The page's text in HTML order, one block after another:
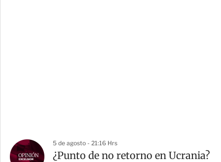
5 de agosto - 21:16 Hrs
¿Punto de no retorno en Ucrania?